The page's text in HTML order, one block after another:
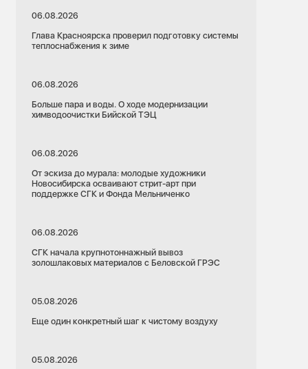
06.08.2026
Глава Красноярска проверил подготовку системы
теплоснабжения к зиме
06.08.2026
Больше пара и воды. О ходе модернизации
химводоочистки Бийской ТЭЦ
06.08.2026
От эскиза до мурала: молодые художники
Новосибирска осваивают стрит-арт при
поддержке СГК и Фонда Мельниченко
06.08.2026
СГК начала крупнотоннажный вывоз
золошлаковых материалов с Беловской ГРЭС
05.08.2026
Еще один конкретный шаг к чистому воздуху
05.08.2026